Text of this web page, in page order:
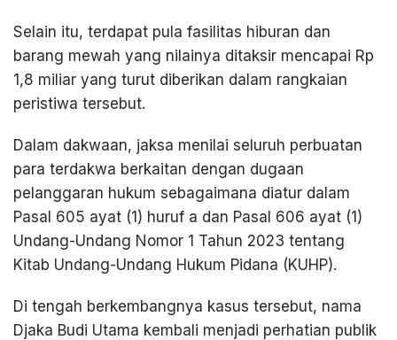
Selain itu, terdapat pula fasilitas hiburan dan
barang mewah yang nilainya ditaksir mencapai Rp
1,8 miliar yang turut diberikan dalam rangkaian
peristiwa tersebut.
Dalam dakwaan, jaksa menilai seluruh perbuatan
para terdakwa berkaitan dengan dugaan
pelanggaran hukum sebagaimana diatur dalam
Pasal 605 ayat (1) huruf a dan Pasal 606 ayat (1)
Undang-Undang Nomor 1 Tahun 2023 tentang
Kitab Undang-Undang Hukum Pidana (KUHP).
Di tengah berkembangnya kasus tersebut, nama
Djaka Budi Utama kembali menjadi perhatian publik